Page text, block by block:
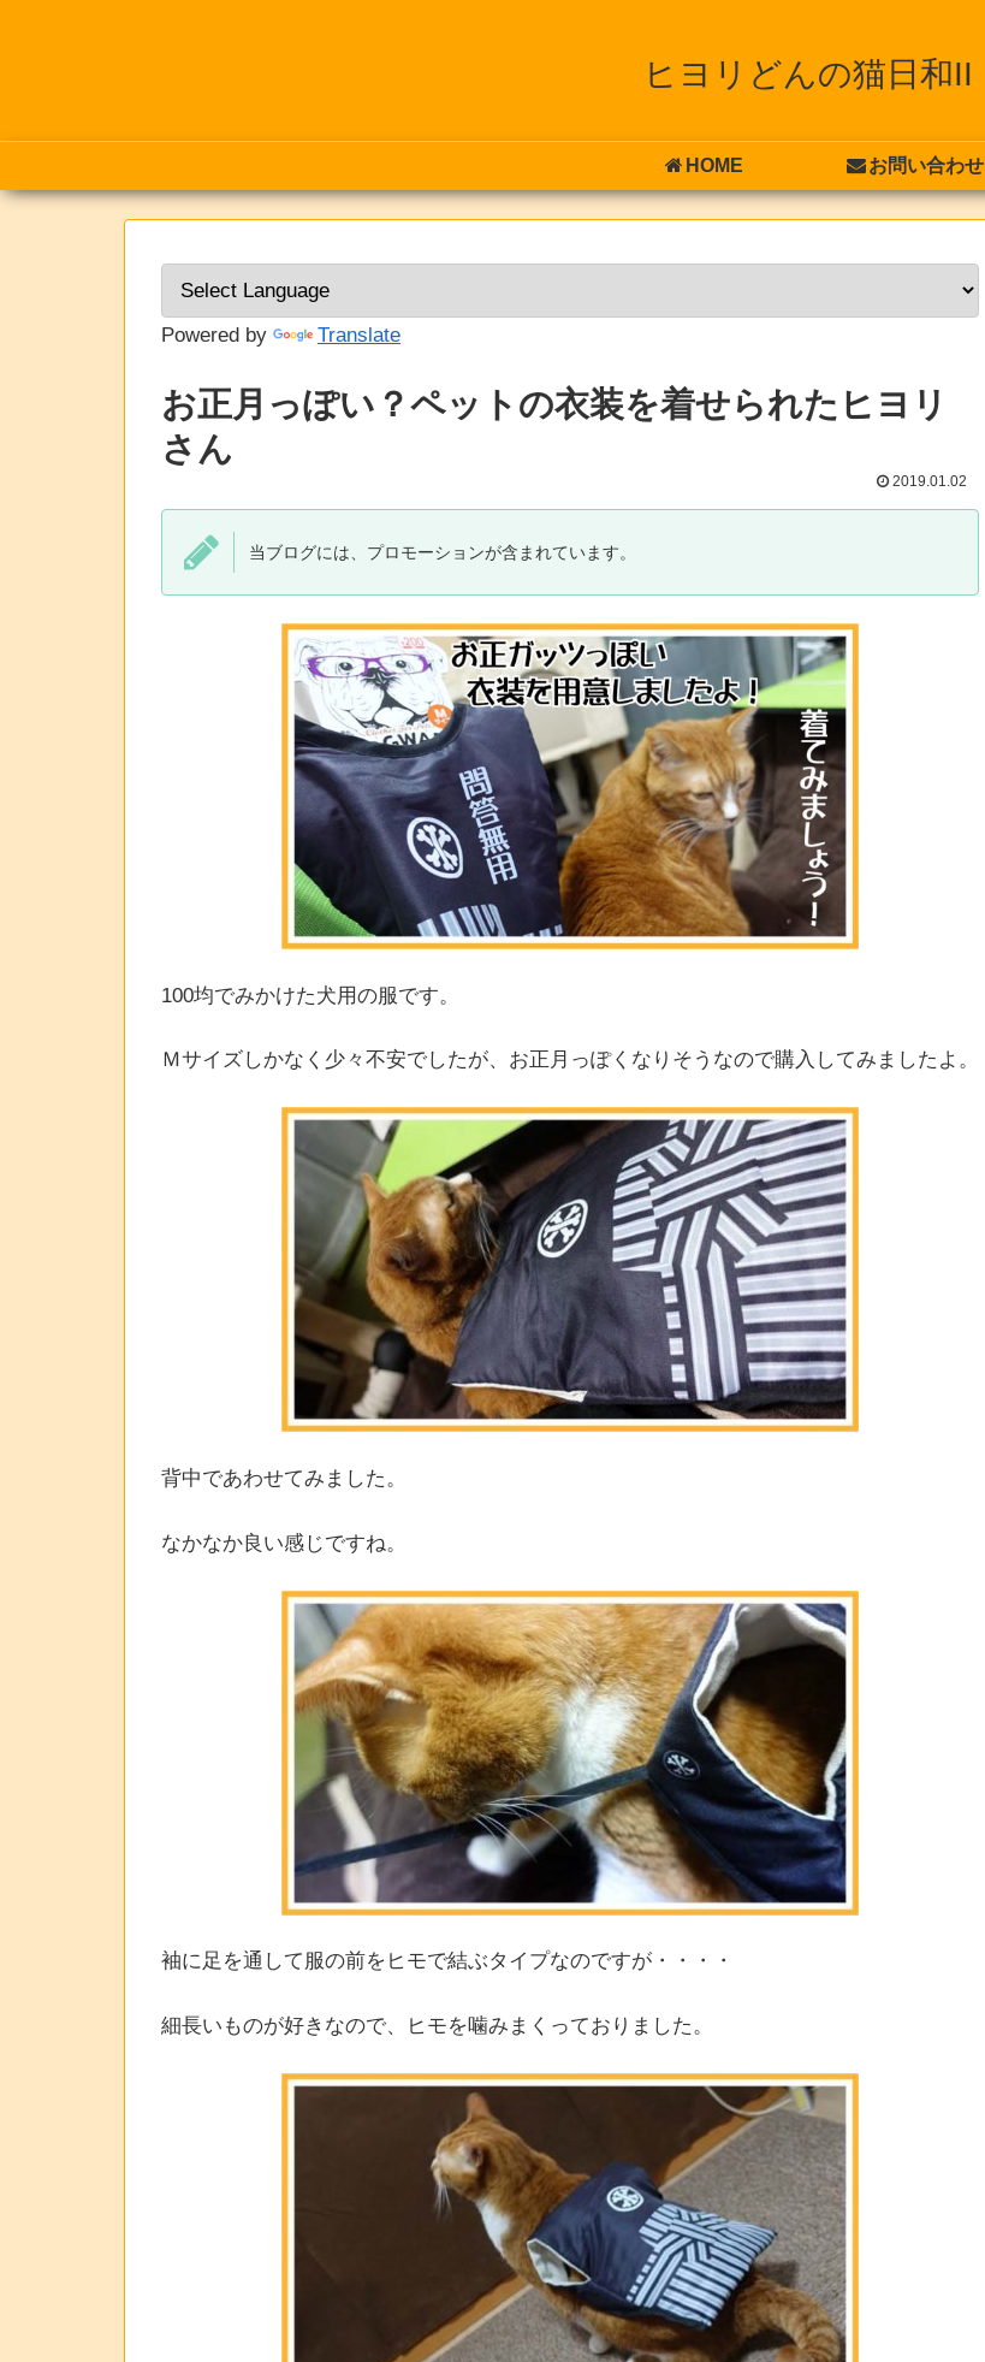
ヒヨリどんの猫日和II
HOME お問い合わせ
Powered by Translate
お正月っぽい？ペットの衣装を着せられたヒヨリ
さん
2019.01.02
当ブログには、プロモーションが含まれています。
100均でみかけた犬用の服です。
Ｍサイズしかなく少々不安でしたが、お正月っぽくなりそうなので購入してみましたよ。
背中であわせてみました。
なかなか良い感じですね。
袖に足を通して服の前をヒモで結ぶタイプなのですが・・・・
細長いものが好きなので、ヒモを噛みまくっておりました。